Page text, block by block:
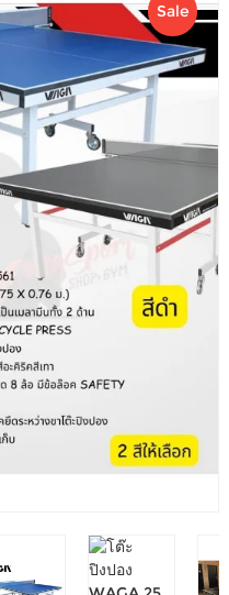
Sale